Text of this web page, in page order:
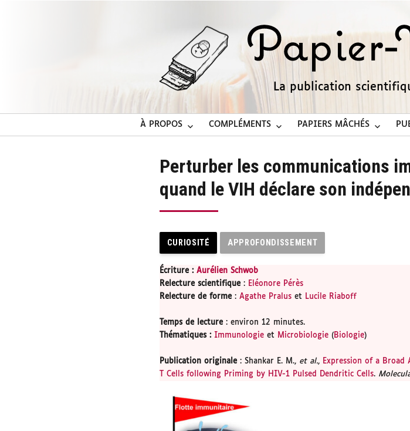
La publication
À PROPOS COMPLÉMENTS PAPIERS MÂCHÉS
Perturber les communications
quand le VIH déclare son
CURIOSITÉ APPROFONDISSEMENT
Écriture : Aurélien Schwob
Relecture scientifique : Eléonore Pérès
Relecture de forme: Agathe Pralus et Lucile Riaboff
Temps de lecture: environ 12 minutes.
Thématiques: Immunologie et Microbiologie ( Biologie)
Publication originale: Shankar E. M., et al., Expression of a
T Cells following Priming by HIV-1 Pulsed Dendritic Cells.